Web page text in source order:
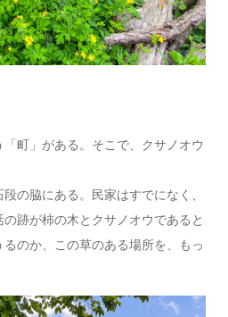
町」がある。そこで、クサノオウ
の脇にある。民家はすでになく、
跡が柿の木とクサノオウであると
のか、この草のある場所を、もっ